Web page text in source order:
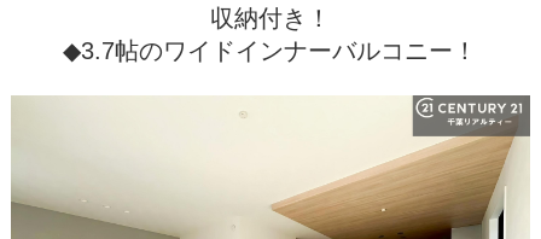
収納付き！
◆3.7帖のワイドインナーバルコニー！